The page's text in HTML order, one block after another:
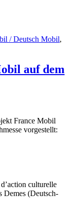
/ Deutsch Mobil,
auf dem
France Mobil
vorgestellt:
culturelle
Demes (Deutsch-